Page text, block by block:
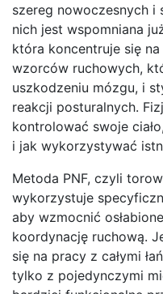
szereg nowoczesnych i
nich jest wspomniana
która koncentruje się
wzorców ruchowych,
uszkodzeniu mózgu, i
reakcji posturalnych.
kontrolować swoje
i jak wykorzystywać
Metoda PNF, czyli
wykorzystuje
aby wzmocnić
koordynację ruchową.
się na pracy z całymi
tylko z pojedynczymi